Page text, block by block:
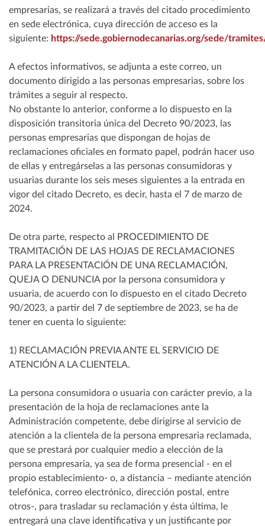
empresarias, se realizará a través del citado procedimiento
en sede electrónica, cuya dirección de acceso es la
siguiente: https://sede.gobiernodecanarias.org/sede/
A efectos informativos, se adjunta a este correo, un
documento dirigido a las personas empresarias, sobre los
trámites a seguir al respecto.
No obstante lo anterior, conforme a lo dispuesto en la
disposición transitoria única del Decreto 90/2023, las
personas empresarias que dispongan de hojas de
reclamaciones oficiales en formato papel, podrán hacer uso
de ellas y entregárselas a las personas consumidoras y
usuarias durante los seis meses siguientes a la entrada en
vigor del citado Decreto, es decir, hasta el 7 de marzo de
2024.
De otra parte, respecto al PROCEDIMIENTO DE
TRAMITACIÓN DE LAS HOJAS DE RECLAMACIONES
PARA LA PRESENTACIÓN DE UNA RECLAMACIÓN,
QUEJA O DENUNCIA por la persona consumidora y
usuaria, de acuerdo con lo dispuesto en el citado Decreto
90/2023, a partir del 7 de septiembre de 2023, se ha de
tener en cuenta lo siguiente:
1) RECLAMACIÓN PREVIA ANTE EL SERVICIO DE
ATENCIÓN A LA CLIENTELA.
La persona consumidora o usuaria con carácter previo, a la
presentación de la hoja de reclamaciones ante la
Administración competente, debe dirigirse al servicio de
atención a la clientela de la persona empresaria reclamada,
que se prestará por cualquier medio a elección de la
persona empresaria, ya sea de forma presencial - en el
propio establecimiento- o, a distancia – mediante atención
telefónica, correo electrónico, dirección postal, entre
otros-, para trasladar su reclamación y ésta última, le
entregará una clave identificativa y un justificante por